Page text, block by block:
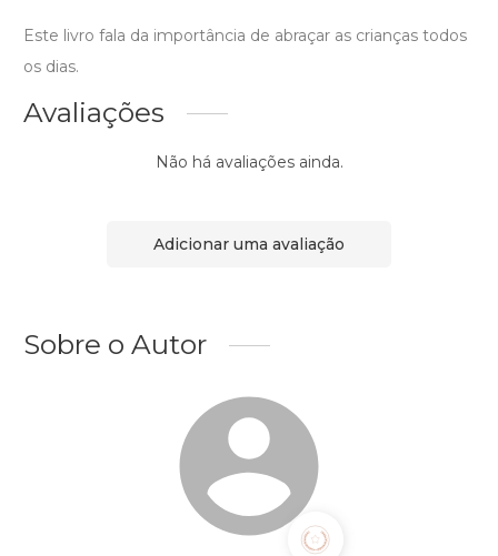
Este livro fala da importância de abraçar as crianças todos
os dias.
Avaliações
Não há avaliações ainda.
Adicionar uma avaliação
Sobre o Autor